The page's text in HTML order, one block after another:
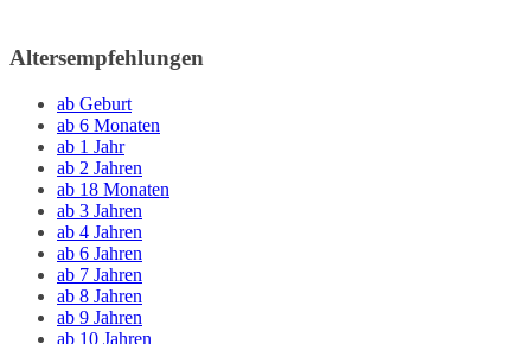
Altersempfehlungen
ab Geburt
ab 6 Monaten
ab 1 Jahr
ab 2 Jahren
ab 18 Monaten
ab 3 Jahren
ab 4 Jahren
ab 6 Jahren
ab 7 Jahren
ab 8 Jahren
ab 9 Jahren
ab 10 Jahren